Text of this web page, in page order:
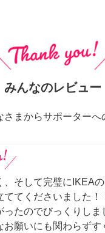
みんなのレビュー
さまからサポーターへ
、そして完璧にIKEA
ててくださいました！
ったのでびっくりしま
お願いにも関わらずす